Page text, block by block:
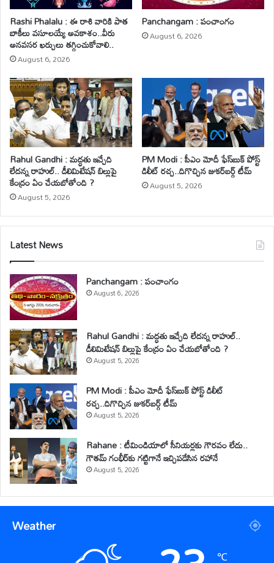
Rashi Phalalu : ఈ రాశి వారికి పాత
బాకీలు వసూలయ్యే అవకాశం..వీరు
అనవసర ఖర్చులు తగ్గించుకోవాలి..
August 6, 2026
Panchangam : పంచాంగం
August 6, 2026
Rahul Gandhi : మద్ధతు ఇచ్చేది
లేదన్న రాహుల్.. డీలిమిటేషన్ బిల్లుపై
కేంద్రం ఏం చేయబోతోంది ?
August 5, 2026
PM Modi : పీఎం మోదీ ఫేస్‌బుక్ పోస్ట్
డిలీట్ రచ్చ..దిగొచ్చిన జుకర్‌బర్గ్ టీమ్
August 5, 2026
Latest News
Panchangam : పంచాంగం
August 6, 2026
Rahul Gandhi : మద్ధతు ఇచ్చేది లేదన్న రాహుల్..
డీలిమిటేషన్ బిల్లుపై కేంద్రం ఏం చేయబోతోంది ?
August 5, 2026
PM Modi : పీఎం మోదీ ఫేస్‌బుక్ పోస్ట్ డిలీట్
రచ్చ..దిగొచ్చిన జుకర్‌బర్గ్ టీమ్
August 5, 2026
Rahane : టీమిండియాలో సీనియర్లకు గౌరవం లేదు..
గౌతమ్ గంభీర్‌కు గట్టిగానే ఇచ్చిపడేసిన రహానే
August 5, 2026
Weather
℃